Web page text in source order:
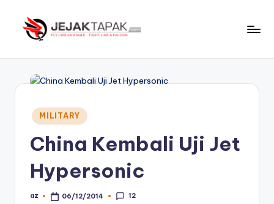
An
Fight
Like
Falcon
Posted
in
MILITARY
China Kembali Uji Jet
Hypersonic
Posted
az 06/12/2014 12